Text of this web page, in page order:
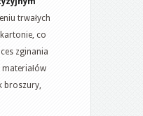
trwałych
co
zginania
broszury,